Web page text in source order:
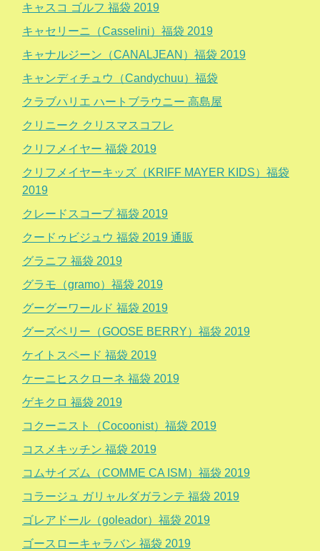
キャスコ ゴルフ 福袋 2019
キャセリーニ（Casselini）福袋 2019
キャナルジーン（CANALJEAN）福袋 2019
キャンディチュウ（Candychuu）福袋
クラブハリエ ハートブラウニー 高島屋
クリニーク クリスマスコフレ
クリフメイヤー 福袋 2019
クリフメイヤーキッズ（KRIFF MAYER KIDS）福袋
2019
クレードスコープ 福袋 2019
クードゥビジュウ 福袋 2019 通販
グラニフ 福袋 2019
グラモ（gramo）福袋 2019
グーグーワールド 福袋 2019
グーズベリー（GOOSE BERRY）福袋 2019
ケイトスペード 福袋 2019
ケーニヒスクローネ 福袋 2019
ゲキクロ 福袋 2019
コクーニスト（Cocoonist）福袋 2019
コスメキッチン 福袋 2019
コムサイズム（COMME CA ISM）福袋 2019
コラージュ ガリャルダガランテ 福袋 2019
ゴレアドール（goleador）福袋 2019
ゴースローキャラバン 福袋 2019